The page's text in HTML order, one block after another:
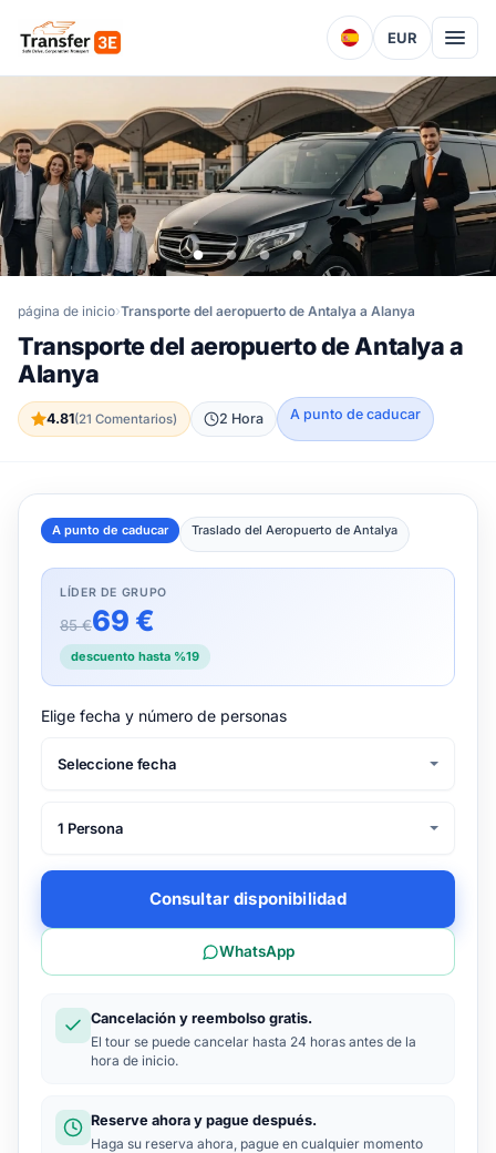
EUR
página de inicio Transporte del aeropuerto de Antalya a Alanya
Transporte del aeropuerto de Antalya a
Alanya
4.81(21 Comentarios) 2 Hora A punto de caducar
A punto de caducar Traslado del Aeropuerto de Antalya
LÍDER DE GRUPO
85 €69 €
descuento hasta %19
Elige fecha y número de personas
Seleccione fecha
1 Persona
Consultar disponibilidad
WhatsApp
Cancelación y reembolso gratis.
El tour se puede cancelar hasta 24 horas antes de la
hora de inicio.
Reserve ahora y pague después.
Haga su reserva ahora, pague en cualquier momento